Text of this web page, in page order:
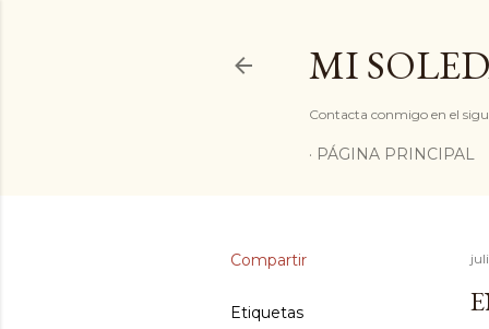
MI
Contacta conmigo en el
PÁGINA PRINCIPAL
Compartir
Etiquetas